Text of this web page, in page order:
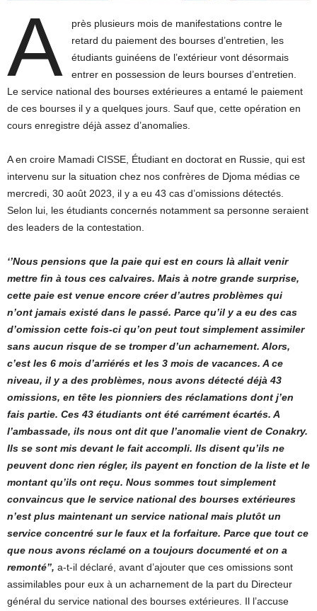
A
près plusieurs mois de manifestations contre le
retard du paiement des bourses d’entretien, les
étudiants guinéens de l’extérieur vont désormais
entrer en possession de leurs bourses d’entretien.
Le service national des bourses extérieures a entamé le paiement
de ces bourses il y a quelques jours. Sauf que, cette opération en
cours enregistre déjà assez d’anomalies.
A en croire Mamadi CISSE, Étudiant en doctorat en Russie, qui est
intervenu sur la situation chez nos confrères de Djoma médias ce
mercredi, 30 août 2023, il y a eu 43 cas d’omissions détectés.
Selon lui, les étudiants concernés notamment sa personne seraient
des leaders de la contestation.
‘’Nous pensions que la paie qui est en cours là allait venir
mettre fin à tous ces calvaires. Mais à notre grande surprise,
cette paie est venue encore créer d’autres problèmes qui
n’ont jamais existé dans le passé. Parce qu’il y a eu des cas
d’omission cette fois-ci qu’on peut tout simplement assimiler
sans aucun risque de se tromper d’un acharnement. Alors,
c’est les 6 mois d’arriérés et les 3 mois de vacances. A ce
niveau, il y a des problèmes, nous avons détecté déjà 43
omissions, en tête les pionniers des réclamations dont j’en
fais partie. Ces 43 étudiants ont été carrément écartés. A
l’ambassade, ils nous ont dit que l’anomalie vient de Conakry.
Ils se sont mis devant le fait accompli. Ils disent qu’ils ne
peuvent donc rien régler, ils payent en fonction de la liste et le
montant qu’ils ont reçu. Nous sommes tout simplement
convaincus que le service national des bourses extérieures
n’est plus maintenant un service national mais plutôt un
service concentré sur le faux et la forfaiture. Parce que tout ce
que nous avons réclamé on a toujours documenté et on a
remonté’’, a-t-il déclaré, avant d’ajouter que ces omissions sont
assimilables pour eux à un acharnement de la part du Directeur
général du service national des bourses extérieures. Il l’accuse